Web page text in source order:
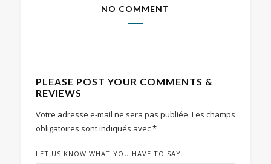
NO COMMENT
PLEASE POST YOUR COMMENTS &
REVIEWS
Votre adresse e-mail ne sera pas publiée. Les champs
obligatoires sont indiqués avec*
LET US KNOW WHAT YOU HAVE TO SAY: